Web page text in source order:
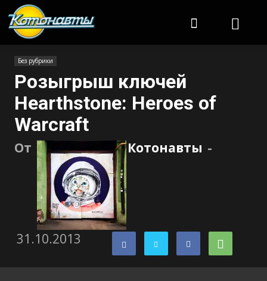
Без рубрики
Розыгрыш ключей
Hearthstone: Heroes of
Warcraft
От Котонавты -
31.10.2013